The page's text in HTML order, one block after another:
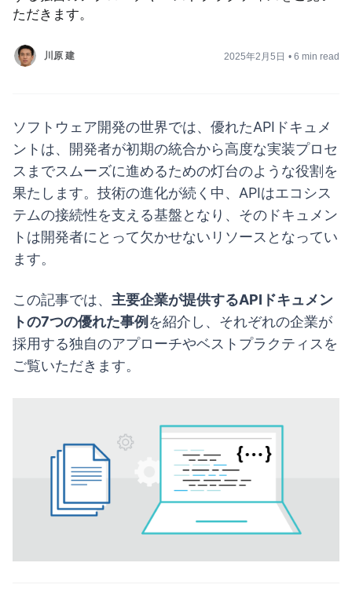
ただきます。
川原 建 2025年2月5日 • 6 min read
ソフトウェア開発の世界では、優れたAPIドキュメ
ントは、開発者が初期の統合から高度な実装プロセ
スまでスムーズに進めるための灯台のような役割を
果たします。技術の進化が続く中、APIはエコシス
テムの接続性を支える基盤となり、そのドキュメン
トは開発者にとって欠かせないリソースとなってい
ます。
この記事では、 主要企業が提供するAPIドキュメン
トの7つの優れた事例 を紹介し、それぞれの企業が
採用する独自のアプローチやベストプラクティスを
ご覧いただきます。